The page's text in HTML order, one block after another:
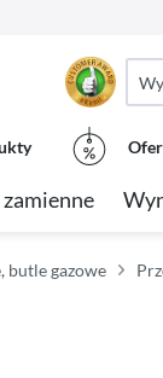
zamienne
butle gazowe